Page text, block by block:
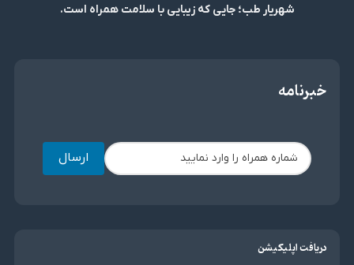
شهریار طب؛ جایی که زیبایی با سلامت همراه است.
خبرنامه
ارسال
دریافت اپلیکیشن